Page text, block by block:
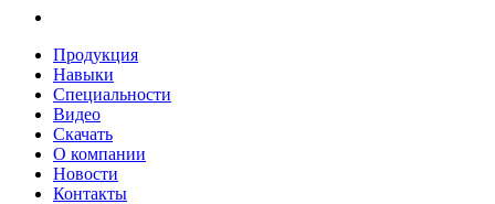
Продукция
Навыки
Специальности
Видео
Скачать
О компании
Новости
Контакты